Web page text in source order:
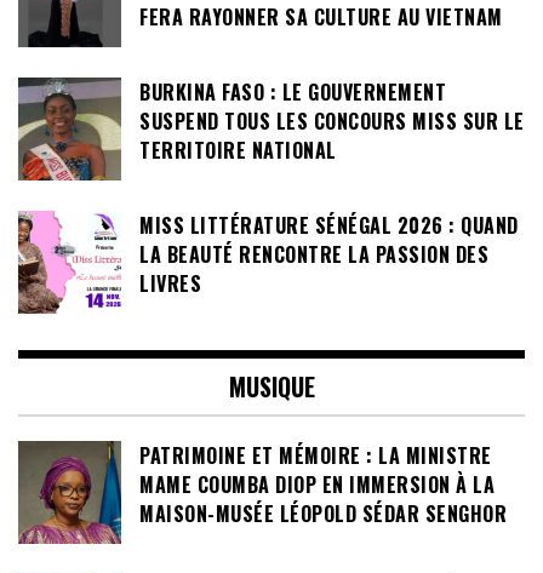
FERA RAYONNER SA CULTURE AU VIETNAM
BURKINA FASO : LE GOUVERNEMENT
SUSPEND TOUS LES CONCOURS MISS SUR LE
TERRITOIRE NATIONAL
MISS LITTÉRATURE SÉNÉGAL 2026 : QUAND
LA BEAUTÉ RENCONTRE LA PASSION DES
LIVRES
MUSIQUE
PATRIMOINE ET MÉMOIRE : LA MINISTRE
MAME COUMBA DIOP EN IMMERSION À LA
MAISON-MUSÉE LÉOPOLD SÉDAR SENGHOR